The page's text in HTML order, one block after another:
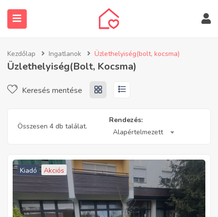
Kezdőlap Ingatlanok Üzlethelyiség(bolt, kocsma)
Üzlethelyiség(bolt, Kocsma)
Keresés mentése
Összesen 4 db találat.
Rendezés:
Alapértelmezett
Kiadó Akciós